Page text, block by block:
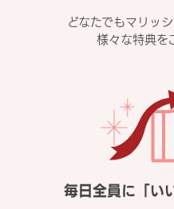
どなたでもマリッ
様々な特典を
毎日全員に「い